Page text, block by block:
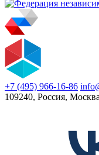
+7 (495) 966-16-86
109240, Россия,